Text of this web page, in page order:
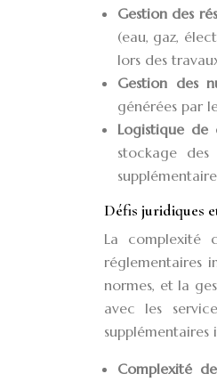
Gestion des
(eau, gaz,
lors des
Gestion des
générées par
Logistique
stockage
Défis juridiques
La complexité
réglementaires
normes, et la
avec les
supplémentaires
Complexité